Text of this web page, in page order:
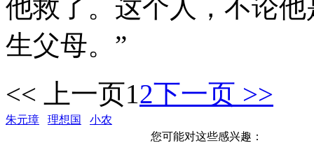
他救了。这个人，不论
生父母。”
<< 上一页12下一页 >>
朱元璋 理想国
小农
您可能对这些感兴趣：